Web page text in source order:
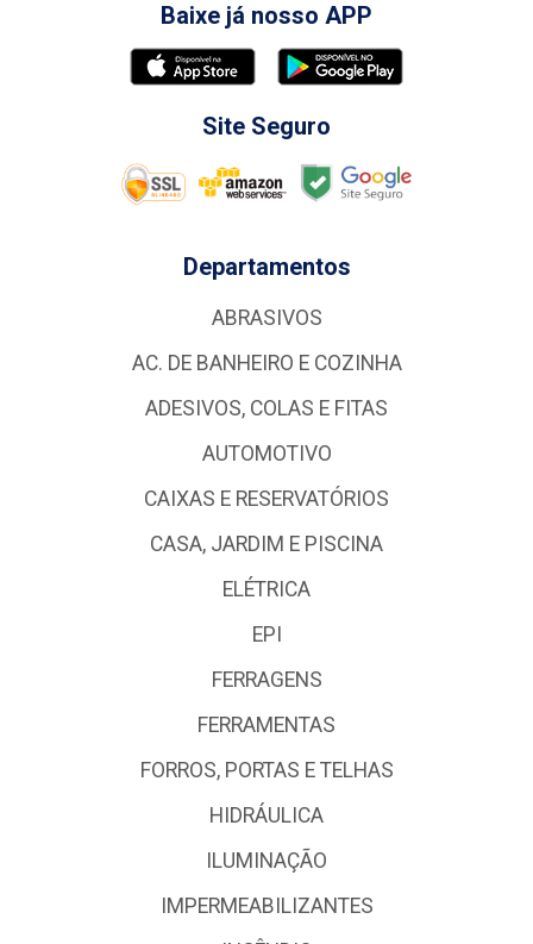
Baixe já nosso APP
Site Seguro
Departamentos
ABRASIVOS
AC. DE BANHEIRO E COZINHA
ADESIVOS, COLAS E FITAS
AUTOMOTIVO
CAIXAS E RESERVATÓRIOS
CASA, JARDIM E PISCINA
ELÉTRICA
EPI
FERRAGENS
FERRAMENTAS
FORROS, PORTAS E TELHAS
HIDRÁULICA
ILUMINAÇÃO
IMPERMEABILIZANTES